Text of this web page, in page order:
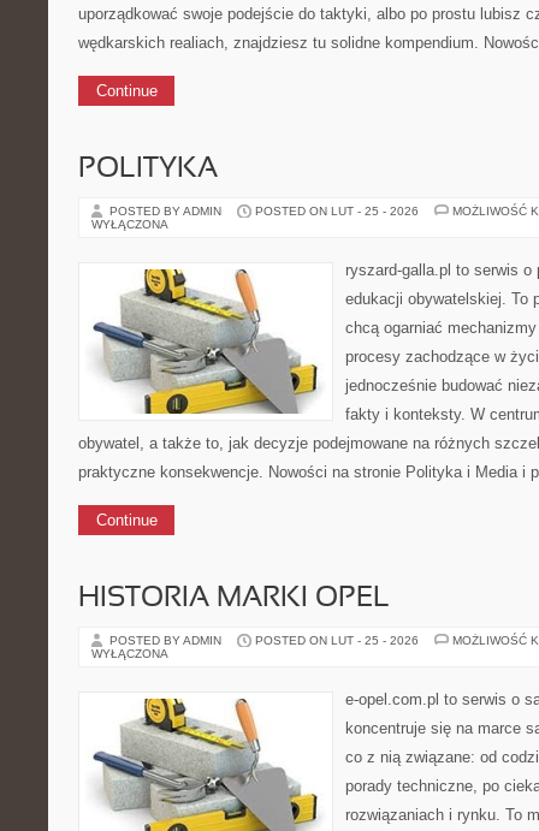
uporządkować swoje podejście do taktyki, albo po prostu lubisz
wędkarskich realiach, znajdziesz tu solidne kompendium.
Continue
POLITYKA
POSTED BY ADMIN POSTED ON LUT - 25 - 2026
MOŻLIWOŚĆ
WYŁĄCZONA
ryszard-galla.pl to serwis
edukacji obywatelskiej. To
chcą ogarniać
procesy zachodzące w
jednocześnie budować
fakty i konteksty. W
obywatel, a także to, jak decyzje podejmowane na różnych
praktyczne konsekwencje. Nowości na stronie Polityka i Media
Continue
HISTORIA MARKI OPEL
POSTED BY ADMIN POSTED ON LUT - 25 - 2026
MOŻLIWOŚĆ
WYŁĄCZONA
e-opel.com.pl to serwis o
koncentruje się na marce
co z nią związane: od
porady techniczne, po
rozwiązaniach i rynku. To